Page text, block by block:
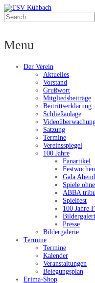
Menu
Der Verein
Aktuelles
Vorstand
Grußwort
Mitgliedsbeiträge
Beitrittserklärung
Schließanlage
Satzung
Termine
Vereinsspiegel
100 Jahre
Fanartikel
Gala Abend
Spiele
ABBA
Spielfest
100 Jahre
Presse
Bildergalerie
Termine
Termine
Kalender
Veranstaltungen
Belegungsplan
Erima-Shop